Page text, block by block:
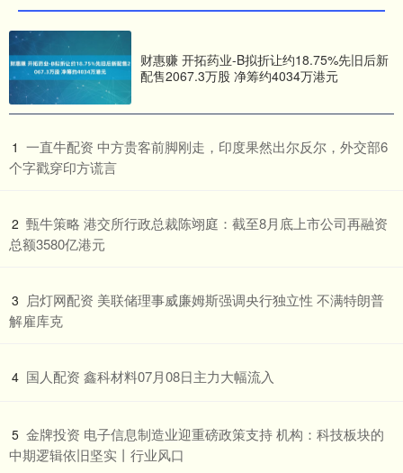
财惠赚 开拓药业-B拟折让约18.75%先旧后新
配售2067.3万股 净筹约4034万港元
1 ​一直牛配资 中方贵客前脚刚走，印度果然出尔反尔，外交部6
个字戳穿印方谎言
2 ​甄牛策略 港交所行政总裁陈翊庭：截至8月底上市公司再融资
总额3580亿港元
3 ​启灯网配资 美联储理事威廉姆斯强调央行独立性 不满特朗普
解雇库克
4 ​国人配资 鑫科材料07月08日主力大幅流入
5 ​金牌投资 电子信息制造业迎重磅政策支持 机构：科技板块的
中期逻辑依旧坚实丨行业风口